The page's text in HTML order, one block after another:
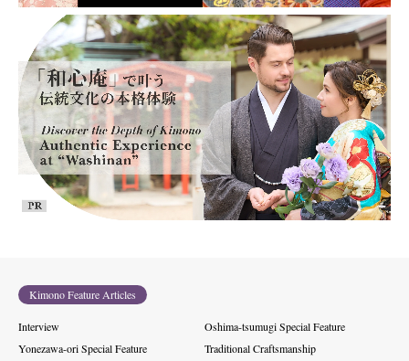
Kimono Feature Articles
Interview
Oshima-tsumugi Special Feature
Yonezawa-ori Special Feature
Traditional Craftsmanship